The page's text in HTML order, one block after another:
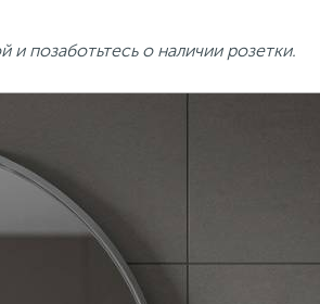
позаботьтесь о наличии розетки.